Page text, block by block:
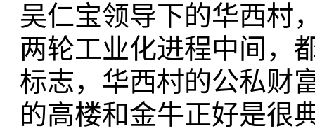
吴仁宝领导下的华西村
两轮工业化进程中间，
标志，华西村的公私财
的高楼和金牛正好是很